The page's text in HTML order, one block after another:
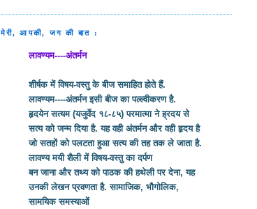
मेरी, आपकी, जग की बात :
लावण्यम----अंतर्मन
शीर्षक में विषय-वस्तु के बीज समाहित होते हैं.
लावण्यम----अंतर्मन इसी बीज का पल्ल्वीकरण है.
हृदयेन सत्यम (यजुर्वेद १८-८५) परमात्मा ने ह्रदय से
सत्य को जन्म दिया है. यह वही अंतर्मन और वही हृदय है
जो सतहों को पलटता हुआ सत्य की तह तक ले जाता है.
लावण्य मयी शैली में विषय-वस्तु का दर्पण
बन जाना और तथ्य को पाठक की हथेली पर देना, यह
उनकी लेखन प्रवणता है. सामाजिक, भौगोलिक,
सामयिक समस्याओं